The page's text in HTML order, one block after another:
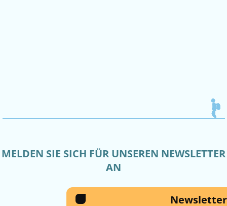
MELDEN SIE SICH FÜR UNSEREN NEWSLETTER
AN
Newsletter